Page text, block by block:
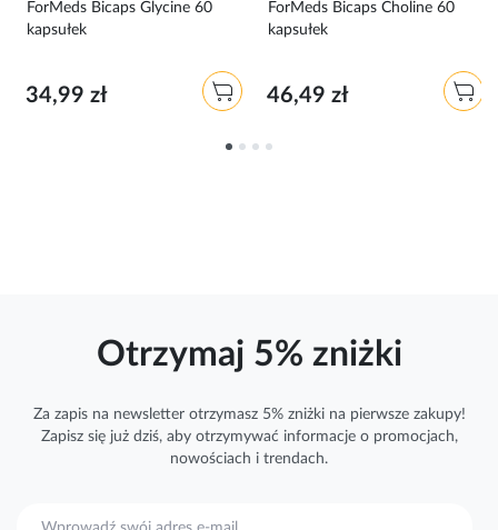
ForMeds Bicaps Glycine 60
kapsułek
34,99 zł
ForMeds Bicaps Choline 60
kapsułek
46,49 zł
Otrzymaj 5% zniżki
Za zapis na newsletter otrzymasz 5% zniżki na pierwsze zakupy!
Zapisz się już dziś, aby otrzymywać informacjeo promocjach,
nowościach i trendach.